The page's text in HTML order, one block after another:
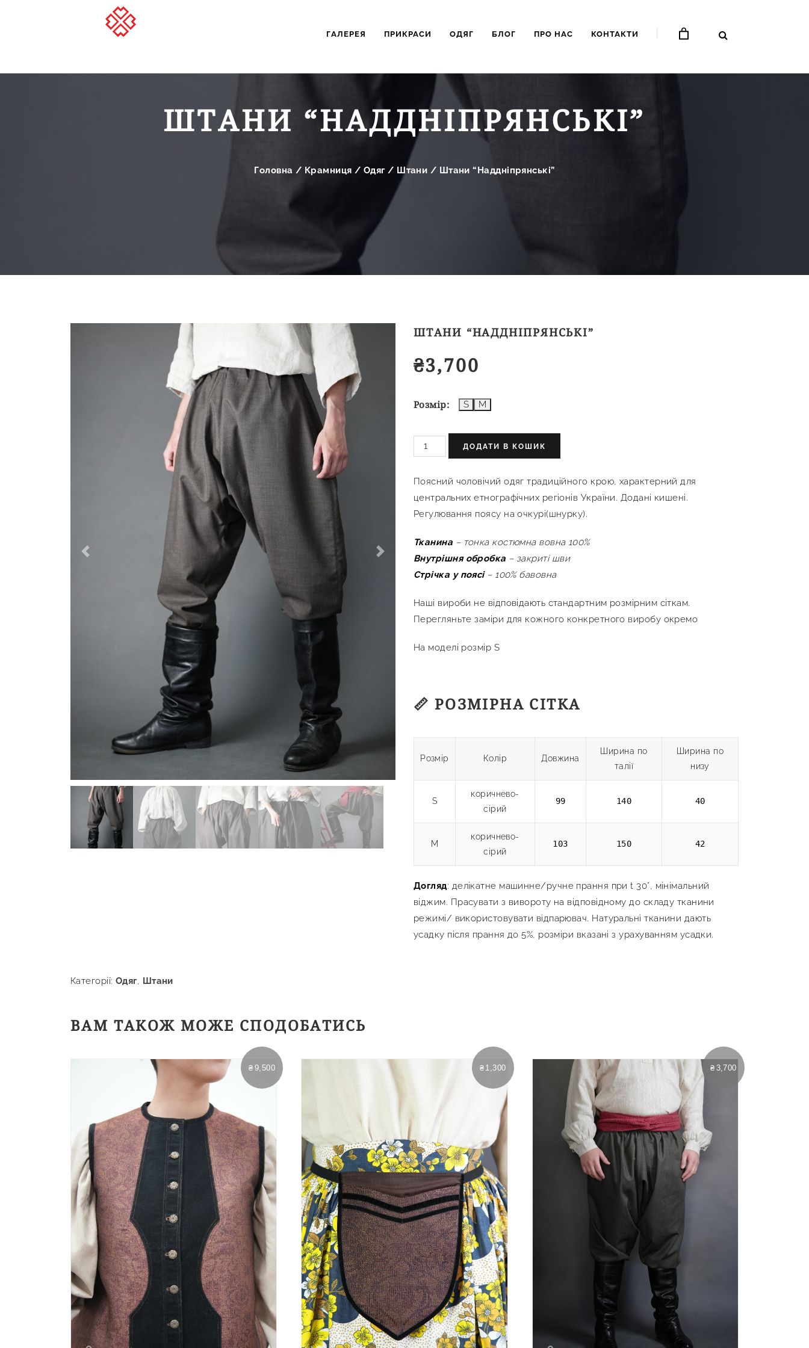
ГАЛЕРЕЯ ПРИКРАСИ ОДЯГ БЛОГ ПРО НАС КОНТАКТИ
ШТАНИ “НАДДНІПРЯНСЬКІ”
Головна / Крамниця / Одяг/ Штани / Штани “Наддніпрянські”
Previous Next
ШТАНИ “НАДДНІПРЯНСЬКІ”
₴3,700
Розмір S M
ДОДАТИ В КОШИК
Поясний чоловічий одяг традиційного крою, характерний для
центральних етнографічних регіонів України. Додані кишені.
Регулювання поясу на очкурі(шнурку).
Тканина – тонка костюмна вовна 100%
Внутрішня обробка – закриті шви
Стрічка у поясі– 100% бавовна
Наші вироби не відповідають стандартним розмірним сіткам.
Перегляньте заміри для кожного конкретного виробу окремо
На моделі розмір S
📏 РОЗМІРНА СІТКА
Розмір Колір Довжина
Ширина по
талії
Ширина по
низу
S
коричнево-
сірий
99 140 40
M
коричнево-
сірий
103 150 42
Догляд: делікатне машинне/ручне прання при t 30°, мінімальний
віджим. Прасувати з вивороту на відповідному до складу тканини
режимі/ використовувати відпарювач. Натуральні тканини дають
усадку після прання до 5%, розміри вказані з урахуванням усадки.
Категорії: Одяг, Штани
ВАМ ТАКОЖ МОЖЕ СПОДОБАТИСЬ
₴ 9,500 ₴ 1,300 ₴ 3,700